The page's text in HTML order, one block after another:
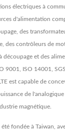
électriques à
d'alimentation
des
des contrôleurs de
découpage et des
9001, ISO 14001,
est capable de
de
magnétique.
fondée à Taiwan,